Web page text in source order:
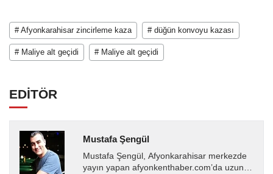
# Afyonkarahisar zincirleme kaza # düğün konvoyu kazası
# Maliye alt geçidi # Maliye alt geçidi
EDİTÖR
Mustafa Şengül
Mustafa Şengül, Afyonkarahisar merkezde
yayın yapan afyonkenthaber.com’da uzun